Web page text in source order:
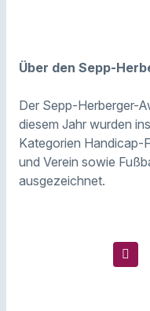
Über den Sepp-
Der Sepp-Herberger-
diesem Jahr wurden
Kategorien Handicap-
und Verein sowie
ausgezeichnet.